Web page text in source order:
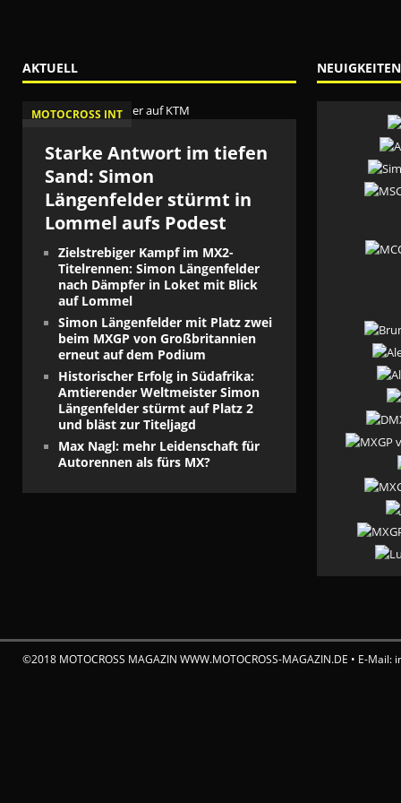
AKTUELL
MOTOCROSS INT
Starke Antwort im tiefen
Sand: Simon
Längenfelder stürmt in
Lommel aufs Podest
Zielstrebiger Kampf im MX2-
Titelrennen: Simon Längenfelder
nach Dämpfer in Loket mit Blick
auf Lommel
Simon Längenfelder mit Platz zwei
beim MXGP von Großbritannien
erneut auf dem Podium
Historischer Erfolg in Südafrika:
Amtierender Weltmeister Simon
Längenfelder stürmt auf Platz 2
und bläst zur Titeljagd
Max Nagl: mehr Leidenschaft für
Autorennen als fürs MX?
©2018 MOTOCROSS MAGAZIN WWW.MOTOCROSS-MAGAZIN.DE • E-